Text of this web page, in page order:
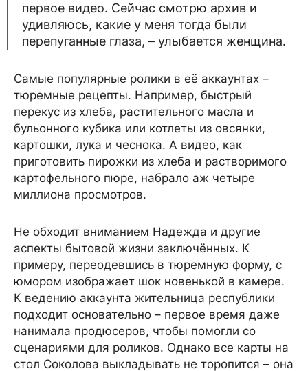
первое видео. Сейчас смотрю архив и
удивляюсь, какие у меня тогда были
перепуганные глаза, – улыбается женщина.
Самые популярные ролики в её аккаунтах –
тюремные рецепты. Например, быстрый
перекус из хлеба, растительного масла и
бульонного кубика или котлеты из овсянки,
картошки, лука и чеснока. А видео, как
приготовить пирожки из хлеба и растворимого
картофельного пюре, набрало аж четыре
миллиона просмотров.
Не обходит вниманием Надежда и другие
аспекты бытовой жизни заключённых. К
примеру, переодевшись в тюремную форму, с
юмором изображает шок новенькой в камере.
К ведению аккаунта жительница республики
подходит основательно – первое время даже
нанимала продюсеров, чтобы помогли со
сценариями для роликов. Однако все карты на
стол Соколова выкладывать не торопится – она